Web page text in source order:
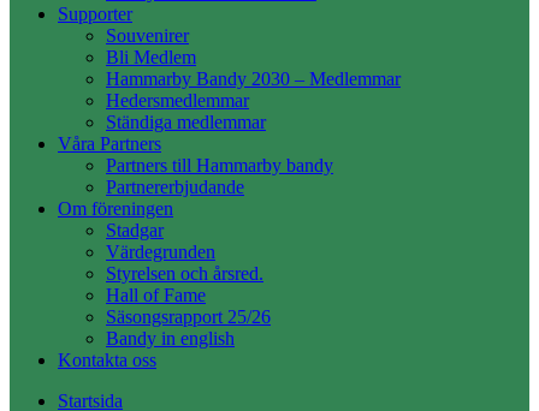
Supporter
Souvenirer
Bli Medlem
Hammarby Bandy 2030 – Medlemmar
Hedersmedlemmar
Ständiga medlemmar
Våra Partners
Partners till Hammarby bandy
Partnererbjudande
Om föreningen
Stadgar
Värdegrunden
Styrelsen och årsred.
Hall of Fame
Säsongsrapport 25/26
Bandy in english
Kontakta oss
Startsida